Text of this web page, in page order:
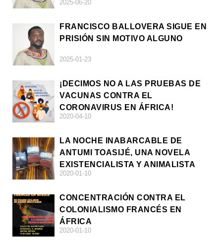
2025-06-20
FRANCISCO BALLOVERA SIGUE EN
PRISIÓN SIN MOTIVO ALGUNO
2025-01-23
¡DECIMOS NO A LAS PRUEBAS DE
VACUNAS CONTRA EL
CORONAVIRUS EN ÁFRICA!
2020-04-10
LA NOCHE INABARCABLE DE
ANTUMI TOASIJÉ, UNA NOVELA
EXISTENCIALISTA Y ANIMALISTA
2020-01-10
CONCENTRACIÓN CONTRA EL
COLONIALISMO FRANCÉS EN
ÁFRICA
2020-01-10